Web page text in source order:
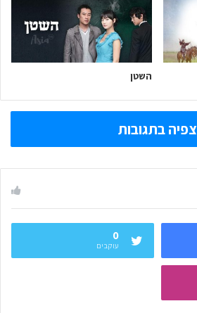
השטן
צפיה בתגובות
0
עוקבים